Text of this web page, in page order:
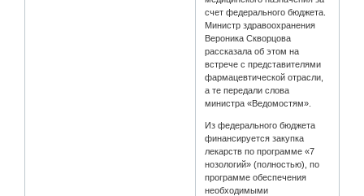
счет федерального бюджета.
Министр здравоохранения
Вероника Скворцова
рассказала об этом на
встрече с представителями
фармацевтической отрасли,
а те передали слова
министра «Ведомостям».
Из федерального бюджета
финансируется закупка
лекарств по программе «7
нозологий» (полностью), по
программе обеспечения
необходимыми